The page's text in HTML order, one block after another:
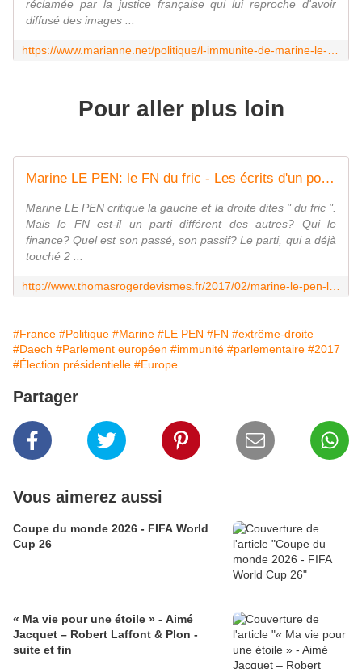
réclamée par la justice française qui lui reproche d'avoir
diffusé des images ...
Pour aller plus loin
Marine LE PEN: le FN du fric - Les écrits d'un poète français
Marine LE PEN critique la gauche et la droite dites " du fric ".
Mais le FN est-il un parti différent des autres? Qui le
finance? Quel est son passé, son passif? Le parti, qui a déjà
touché 2 ...
#France #Politique #Marine #LE PEN #FN #extrême-droite
#Daech #Parlement européen #immunité #parlementaire #2017
#Élection présidentielle #Europe
Partager
Vous aimerez aussi
Coupe du monde 2026 - FIFA World
Cup 26
« Ma vie pour une étoile » - Aimé
Jacquet – Robert Laffont & Plon -
suite et fin